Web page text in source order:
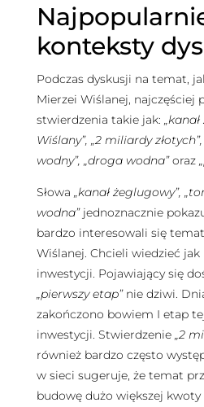
konteksty
Podczas dyskusji na temat,
Mierzei Wiślanej, najczęściej
stwierdzenia takie jak:
Wiślany”, „2 miliardy złotych”,
wodny”, „droga wodna”oraz
Słowa „kanał żeglugowy”,
wodna”jednoznacznie
bardzo interesowali się
Wiślanej. Chcieli wiedzieć
inwestycji. Pojawiający się
„pierwszy etap”nie dziwi.
zakończono bowiem I etap
inwestycji. Stwierdzenie „2
również bardzo często
w sieci sugeruje, że temat
budowę dużo większej